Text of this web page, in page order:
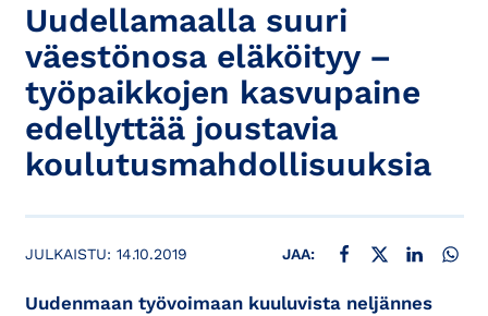
Uudellamaalla suuri
väestönosa eläköityy –
työpaikkojen kasvupaine
edellyttää joustavia
koulutusmahdollisuuksia
JULKAISTU: 14.10.2019 JAA: JAA FACEBOOKISSA
JAA X:SSÄ JAA
Uudenmaan työvoimaan kuuluvista neljännes